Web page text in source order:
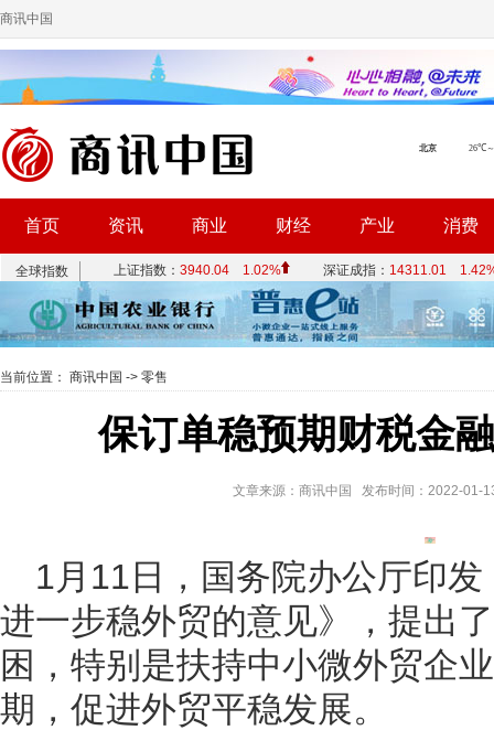
商讯中国
首页 资讯 商业 财经 产业 消费
当前位置： 商讯中国 -> 零售
保订单稳预期财税金
文章来源：商讯中国 发布时间：2022-
1月11日，国务院办公厅印
进一步稳外贸的意见》，提出
困，特别是扶持中小微外贸企
期，促进外贸平稳发展。